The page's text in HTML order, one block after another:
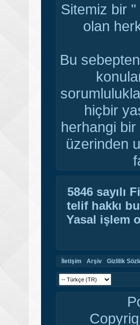
Sitemiz bir "
olan
Bu
hiçbir
herhangi
üzerinden
5846 sayılı
telif hakkı
Yasal işlem
İletişim Arşiv Gizlilik